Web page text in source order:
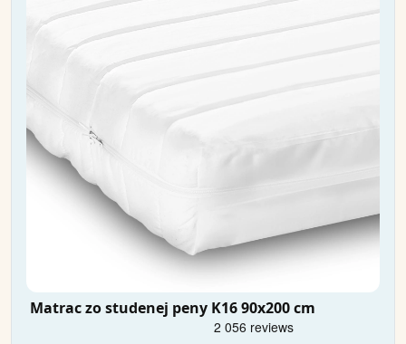
Matrac zo studenej peny K16 90x200 cm